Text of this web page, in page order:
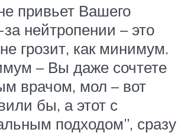
привьет Вашего
нейтропении – это
грозит, как минимум.
– Вы даже сочтете
врачом, мол – вот
бы, а этот с
подходом”, сразу